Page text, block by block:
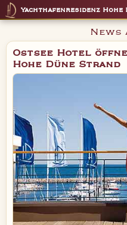
Yachthafenresidenz Hohe
News
Ostsee Hotel
Hohe Düne Strand